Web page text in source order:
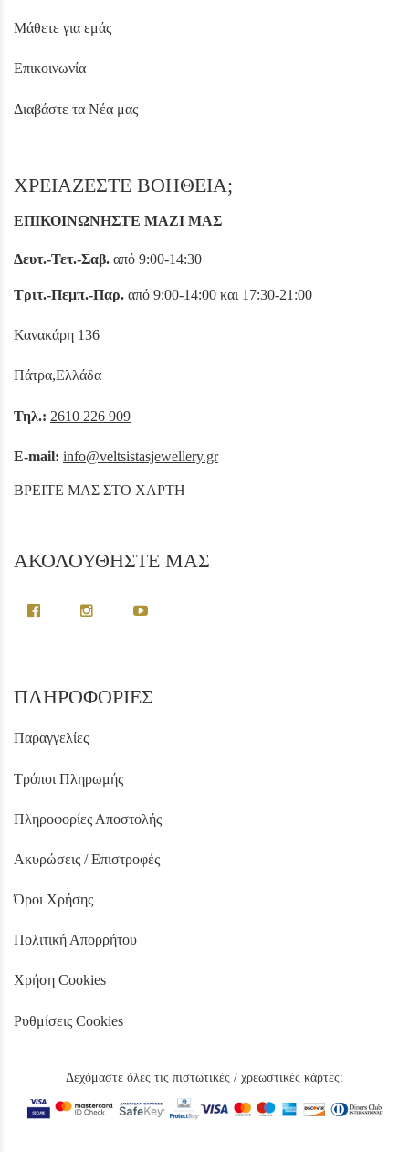
Μάθετε για εμάς
Επικοινωνία
Διαβάστε τα Νέα μας
ΧΡΕΙΑΖΕΣΤΕ ΒΟΗΘΕΙΑ;
ΕΠΙΚΟΙΝΩΝΗΣΤΕ ΜΑΖΙ ΜΑΣ
Δευτ.-Τετ.-Σαβ. από 9:00-14:30
Τριτ.-Πεμπ.-Παρ. από 9:00-14:00 και 17:30-21:00
Κανακάρη 136
Πάτρα,Ελλάδα
Τηλ.: 2610 226 909
E-mail: info@veltsistasjewellery.gr
ΒΡΕΙΤΕ ΜΑΣ ΣΤΟ ΧΑΡΤΗ
ΑΚΟΛΟΥΘΗΣΤΕ ΜΑΣ
ΠΛΗΡΟΦΟΡΙΕΣ
Παραγγελίες
Τρόποι Πληρωμής
Πληροφορίες Αποστολής
Ακυρώσεις / Επιστροφές
Όροι Χρήσης
Πολιτική Απορρήτου
Χρήση Cookies
Ρυθμίσεις Cookies
Δεχόμαστε όλες τις πιστωτικές / χρεωστικές κάρτες: